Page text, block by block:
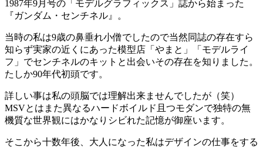
1987年9月号の「モデルグラフィックス」誌から始まった
『ガンダム・センチネル』。
当時の私は9歳の鼻垂れ小僧でしたので当然同誌の存在すら
知らず実家の近くにあった模型店「やまと」「モデルライ
フ」でセンチネルのキットと出会いその存在を知りました。
たしか90年代初頭です。
詳しい事は私の頭脳では理解出来ませんでしたが（笑）
MSVとはまた異なるハードボイルド且つモダンで独特の無
機質な世界観にはかなりシビれた記憶が御座います。
そこから十数年後、大人になった私はデザインの仕事をする